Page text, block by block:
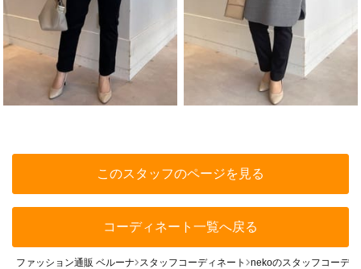
このスタッフのページを見る
コーディネート一覧へ戻る
ファッション通販 ベルーナ スタッフコーディネート nekoのスタッフコーデ